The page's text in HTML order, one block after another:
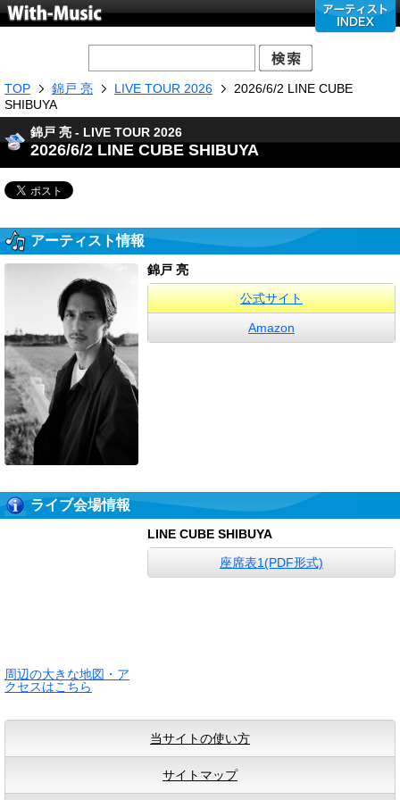
TOP 錦戸 亮 LIVE TOUR 2026
2026/6/2 LINE CUBE
SHIBUYA
錦戸 亮 - LIVE TOUR 2026
2026/6/2 LINE CUBE SHIBUYA
アーティスト情報
錦戸 亮
公式サイト
Amazon
ライブ会場情報
周辺の大きな地図・ア
クセスはこちら
LINE CUBE SHIBUYA
座席表1(PDF形式)
当サイトの使い方
サイトマップ